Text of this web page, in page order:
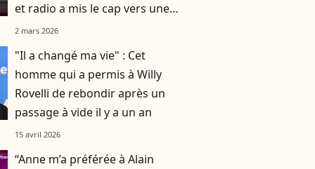
et radio a mis le cap vers une
destination chic et prisée
2 mars 2026
"Il a changé ma vie" : Cet
homme qui a permis à Willy
Rovelli de rebondir après un
passage à vide il y a un an
15 avril 2026
“Anne m’a préférée à Alain